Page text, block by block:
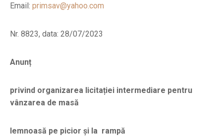
Email: primsav@yahoo.com
Nr. 8823, data: 28/07/2023
Anunț
privind organizarea licitației intermediare pentru
vânzarea de masă
lemnoasă pe picior și la rampă